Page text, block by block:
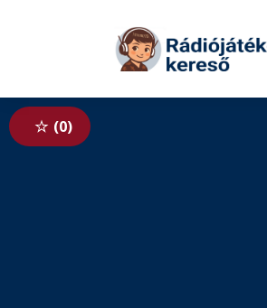
Tovább a tartalomhoz
0